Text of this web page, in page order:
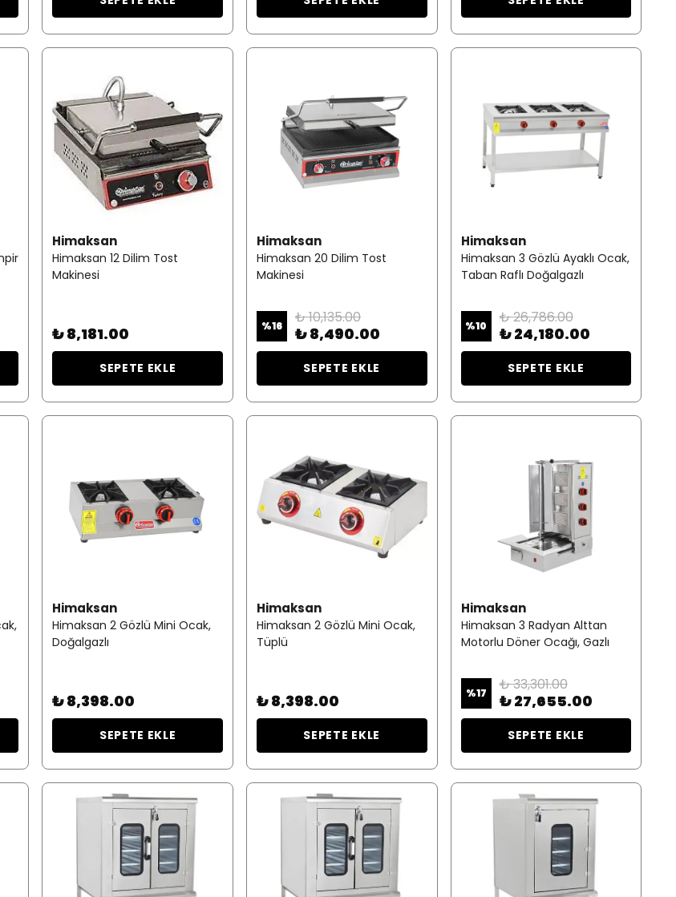
Himaksan
Himaksan 12 Dilim Tost
Makinesi
₺ 8,181.00
SEPETE EKLE
Himaksan
Himaksan 20 Dilim Tost
Makinesi
%16 ₺ 10,135.00
₺ 8,490.00
SEPETE EKLE
Himaksan
Himaksan 3 Gözlü Ayaklı Ocak,
Taban Raflı Doğalgazlı
%10 ₺ 26,786.00
₺ 24,180.00
SEPETE EKLE
Himaksan
Himaksan 2 Gözlü Mini Ocak,
Doğalgazlı
₺ 8,398.00
SEPETE EKLE
Himaksan
Himaksan 2 Gözlü Mini Ocak,
Tüplü
₺ 8,398.00
SEPETE EKLE
Himaksan
Himaksan 3 Radyan Alttan
Motorlu Döner Ocağı, Gazlı
%17 ₺ 33,301.00
₺ 27,655.00
SEPETE EKLE